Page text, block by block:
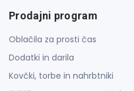
Prodajni program
Oblačila za prosti čas
Dodatki in darila
Kovčki, torbe in nahrbtniki